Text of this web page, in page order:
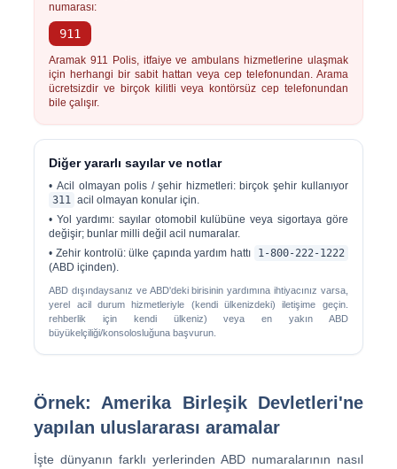
numarası:
911
Aramak911 Polis, itfaiye ve ambulans hizmetlerine ulaşmak
için herhangi bir sabit hattan veya cep telefonundan. Arama
ücretsizdir ve birçok kilitli veya kontörsüz cep telefonundan
bile çalışır.
Diğer yararlı sayılar ve notlar
• Acil olmayan polis / şehir hizmetleri:birçok şehir kullanıyor
311 acil olmayan konular için.
•Yol yardımı:sayılar otomobil kulübüne veya sigortaya göre
değişir; bunlar milli değil acil numaralar.
• Zehir kontrolü:ülke çapında yardım hattı
1-800-222-1222
(ABD içinden).
ABD dışındaysanız ve ABD'deki birisinin yardımına ihtiyacınız varsa,
yerel acil durum hizmetleriyle (kendi ülkenizdeki) iletişime geçin.
rehberlik için kendi ülkeniz) veya en yakın ABD
büyükelçiliği/konsolosluğuna başvurun.
Örnek: Amerika Birleşik Devletleri'ne
yapılan uluslararası aramalar
İşte dünyanın farklı yerlerinden ABD numaralarının nasıl